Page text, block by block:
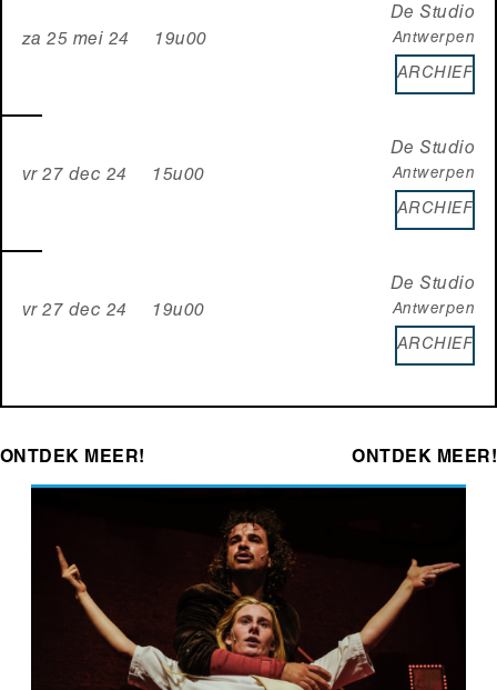
za 25 mei 24 19u00
De Studio
Antwerpen
ARCHIEF
vr 27 dec 24 15u00
De Studio
Antwerpen
ARCHIEF
vr 27 dec 24 19u00
De Studio
Antwerpen
ARCHIEF
ONTDEK MEER! ONTDEK MEER!